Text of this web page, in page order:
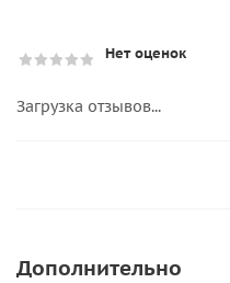
Нет оценок
Загрузка отзывов...
Дополнительно